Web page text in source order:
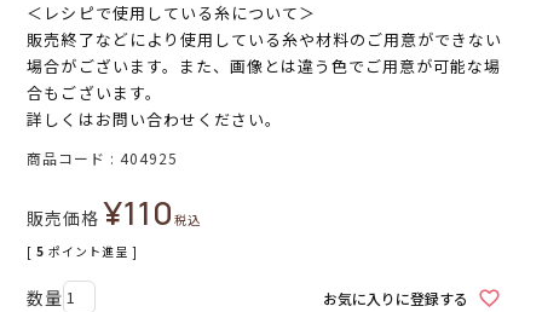
＜レシピで使用している糸について＞
販売終了などにより使用している糸や材料のご用意ができない
場合がございます。また、画像とは違う色でご用意が可能な場
合もございます。
詳しくはお問い合わせください。
商品コード 404925
販売価格 ¥110税込
[ 5 ポイント進呈 ]
お気に入りに登録する